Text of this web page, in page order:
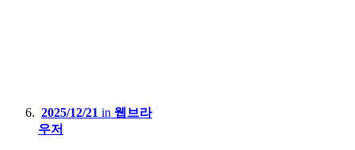
2025/12/21 in 웹브라
우저